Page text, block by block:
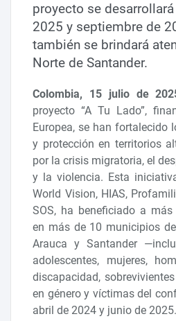
proyecto se
2025 y septiembre de
también se brindará
Norte de Santander.
Colombia, 15 julio de
proyecto “A Tu Lado”,
Europea, se han fortalecido
y protección en territorios
por la crisis migratoria, el
y la violencia. Esta
World Vision, HIAS,
SOS, ha beneficiado a
en más de 10 municipios
Arauca y Santander
adolescentes, mujeres,
discapacidad,
en género y víctimas del
abril de 2024 y junio de 2025.